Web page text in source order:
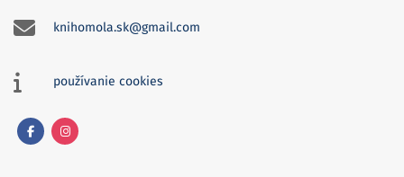
knihomola.sk@gmail.com
používanie cookies